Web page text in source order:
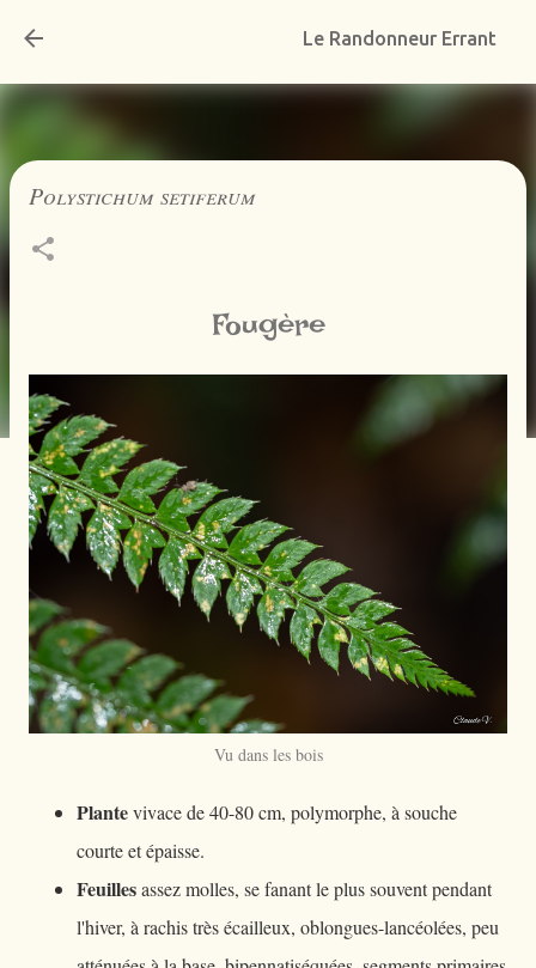
Accéder au contenu principal
Le Randonneur Errant
Polystichum setiferum
Fougère
Vu dans les bois
Plantevivace de 40-80 cm, polymorphe, à souche
courte et épaisse.
Feuillesassez molles, se fanant le plus souvent pendant
l'hiver, à rachis très écailleux, oblongues-lancéolées, peu